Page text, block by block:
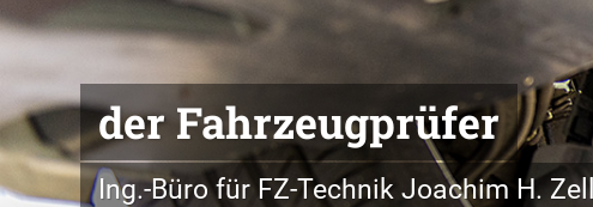
der Fahrzeugprüfer
Ing.-Büro für FZ-Technik Joachim H. Zell